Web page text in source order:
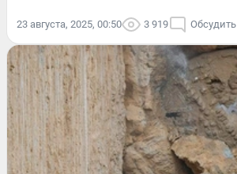
23 августа, 2025, 00:50 3 919 Обсудить